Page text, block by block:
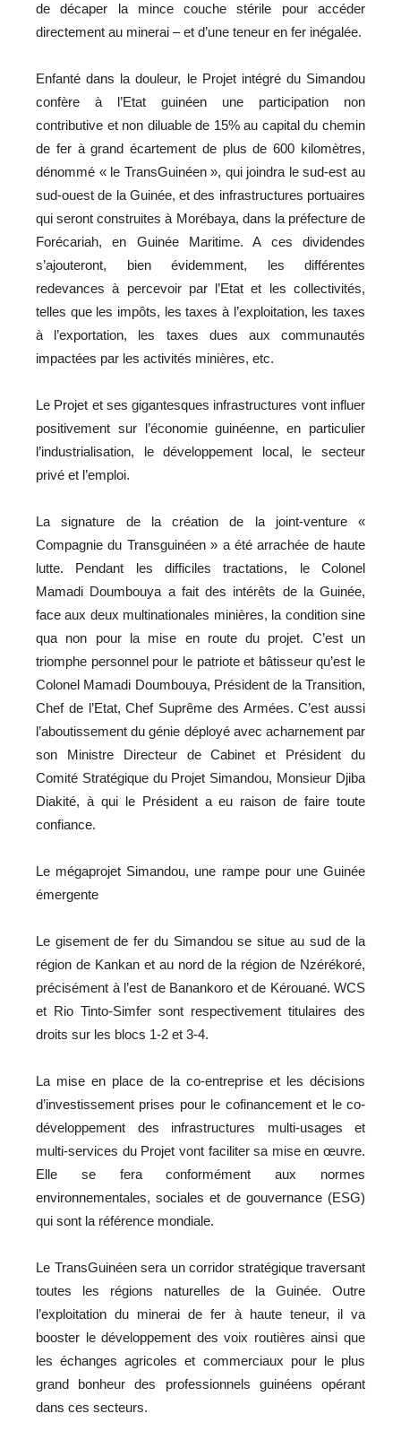
de décaper la mince couche stérile pour accéder
directement au minerai – et d’une teneur en fer inégalée.
Enfanté dans la douleur, le Projet intégré du Simandou
confère à l’Etat guinéen une participation non
contributive et non diluable de 15% au capital du chemin
de fer à grand écartement de plus de 600 kilomètres,
dénommé « le TransGuinéen », qui joindra le sud-est au
sud-ouest de la Guinée, et des infrastructures portuaires
qui seront construites à Morébaya, dans la préfecture de
Forécariah, en Guinée Maritime. A ces dividendes
s’ajouteront, bien évidemment, les différentes
redevances à percevoir par l’Etat et les collectivités,
telles que les impôts, les taxes à l’exploitation, les taxes
à l’exportation, les taxes dues aux communautés
impactées par les activités minières, etc.
Le Projet et ses gigantesques infrastructures vont influer
positivement sur l’économie guinéenne, en particulier
l’industrialisation, le développement local, le secteur
privé et l’emploi.
La signature de la création de la joint-venture «
Compagnie du Transguinéen » a été arrachée de haute
lutte. Pendant les difficiles tractations, le Colonel
Mamadi Doumbouya a fait des intérêts de la Guinée,
face aux deux multinationales minières, la condition sine
qua non pour la mise en route du projet. C’est un
triomphe personnel pour le patriote et bâtisseur qu’est le
Colonel Mamadi Doumbouya, Président de la Transition,
Chef de l’Etat, Chef Suprême des Armées. C’est aussi
l’aboutissement du génie déployé avec acharnement par
son Ministre Directeur de Cabinet et Président du
Comité Stratégique du Projet Simandou, Monsieur Djiba
Diakité, à qui le Président a eu raison de faire toute
confiance.
Le mégaprojet Simandou, une rampe pour une Guinée
émergente
Le gisement de fer du Simandou se situe au sud de la
région de Kankan et au nord de la région de Nzérékoré,
précisément à l’est de Banankoro et de Kérouané. WCS
et Rio Tinto-Simfer sont respectivement titulaires des
droits sur les blocs 1-2 et 3-4.
La mise en place de la co-entreprise et les décisions
d’investissement prises pour le cofinancement et le co-
développement des infrastructures multi-usages et
multi-services du Projet vont faciliter sa mise en œuvre.
Elle se fera conformément aux normes
environnementales, sociales et de gouvernance (ESG)
qui sont la référence mondiale.
Le TransGuinéen sera un corridor stratégique traversant
toutes les régions naturelles de la Guinée. Outre
l’exploitation du minerai de fer à haute teneur, il va
booster le développement des voix routières ainsi que
les échanges agricoles et commerciaux pour le plus
grand bonheur des professionnels guinéens opérant
dans ces secteurs.